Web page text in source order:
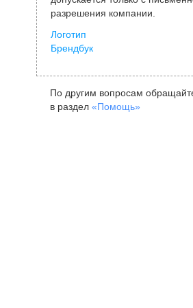
разрешения компании.
Логотип
Брендбук
По другим вопросам
в раздел «Помощь»